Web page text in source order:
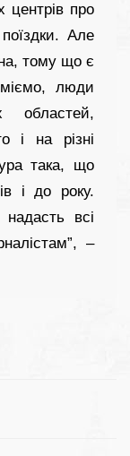
центрів про
Але
тому що є
люди
областей,
і на різні
така, що
і до року.
всі
–